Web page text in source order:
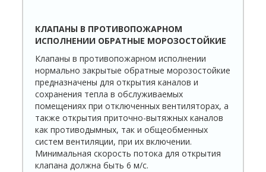
КЛАПАНЫ В ПРОТИВОПОЖАРНОМ
ИСПОЛНЕНИИ ОБРАТНЫЕ МОРОЗОСТОЙКИЕ
Клапаны в противопожарном исполнении
нормально закрытые обратные морозостойкие
предназначены для открытия каналов и
сохранения тепла в обслуживаемых
помещениях при отключенных вентиляторах, а
также открытия приточно-вытяжных каналов
как противодымных, так и общеоб­менных
систем вентиляции, при их включении.
Минимальная скорость потока для открытия
клапана должна быть 6 м/с.